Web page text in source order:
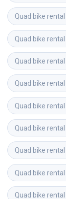
Quad bike rental
Quad bike rental
Quad bike rental
Quad bike rental
Quad bike rental
Quad bike rental
Quad bike rental
Quad bike rental
Quad bike rental